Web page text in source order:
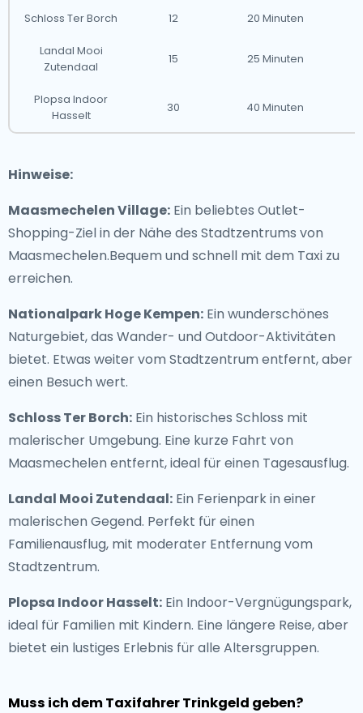
Schloss Ter Borch 12 20 Minuten
Landal Mooi
Zutendaal
15 25 Minuten
Plopsa Indoor
Hasselt
30 40 Minuten
Hinweise:
Maasmechelen Village: Ein beliebtes Outlet-
Shopping-Ziel in der Nähe des Stadtzentrums von
Maasmechelen.Bequem und schnell mit dem Taxi zu
erreichen.
Nationalpark Hoge Kempen: Ein wunderschönes
Naturgebiet, das Wander- und Outdoor-Aktivitäten
bietet. Etwas weiter vom Stadtzentrum entfernt, aber
einen Besuch wert.
Schloss Ter Borch: Ein historisches Schloss mit
malerischer Umgebung. Eine kurze Fahrt von
Maasmechelen entfernt, ideal für einen Tagesausflug.
Landal Mooi Zutendaal: Ein Ferienpark in einer
malerischen Gegend. Perfekt für einen
Familienausflug, mit moderater Entfernung vom
Stadtzentrum.
Plopsa Indoor Hasselt: Ein Indoor-Vergnügungspark,
ideal für Familien mit Kindern. Eine längere Reise, aber
bietet ein lustiges Erlebnis für alle Altersgruppen.
Muss ich dem Taxifahrer Trinkgeld geben?